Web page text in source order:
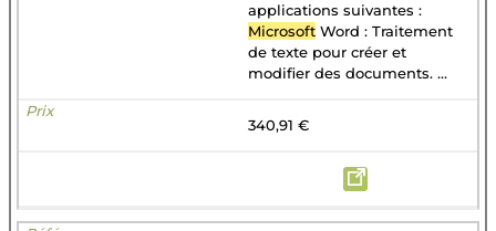
applications suivantes :
Microsoft Word : Traitement
de texte pour créer et
modifier des documents. ...
340,91 €